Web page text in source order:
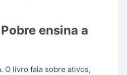
ensina a
O livro fala sobre ativos,